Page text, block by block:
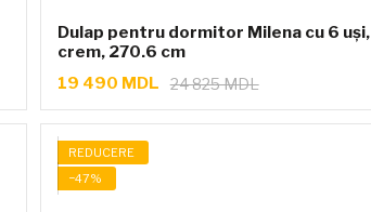
Dulap pentru dormitor Milena cu 6 uși,
crem, 270.6 cm
24 825 MDL
19 490 MDL
REDUCERE
−47%